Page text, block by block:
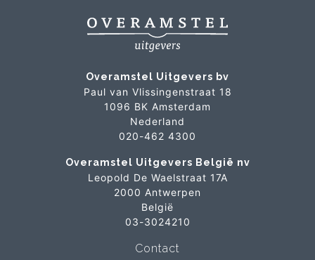
Overamstel Uitgevers bv
Paul van Vlissingenstraat 18
1096 BK Amsterdam
Nederland
020-462 4300
Overamstel Uitgevers België nv
Leopold De Waelstraat 17A
2000 Antwerpen
België
03-3024210
Contact